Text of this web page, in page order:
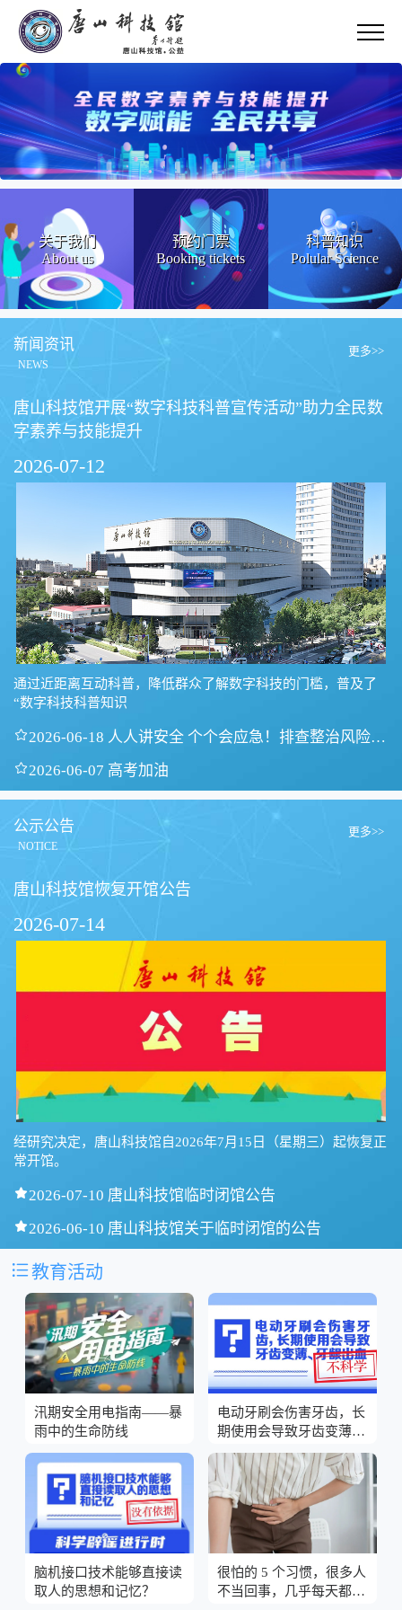
关于我们
About us
预约门票
Booking tickets
科普知识
Polular Science
新闻资讯
NEWS
更多>>
唐山科技馆开展“数字科技科普宣传活动”助力全民数
字素养与技能提升
2026-07-12
通过近距离互动科普，降低群众了解数字科技的门槛，普及了
“数字科技科普知识
2026-06-18 人人讲安全 个个会应急！排查整治风险隐
2026-06-07 高考加油
公示公告
NOTICE
更多>>
唐山科技馆恢复开馆公告
2026-07-14
经研究决定，唐山科技馆自2026年7月15日（星期三）起恢复正
常开馆。
2026-07-10 唐山科技馆临时闭馆公告
2026-06-10 唐山科技馆关于临时闭馆的公告
教育活动
汛期安全用电指南——暴
雨中的生命防线
电动牙刷会伤害牙齿，长
期使用会导致牙齿变薄、
牙龈出血？
脑机接口技术能够直接读
取人的思想和记忆？
很怕的 5 个习惯，很多人
不当回事，几乎每天都在